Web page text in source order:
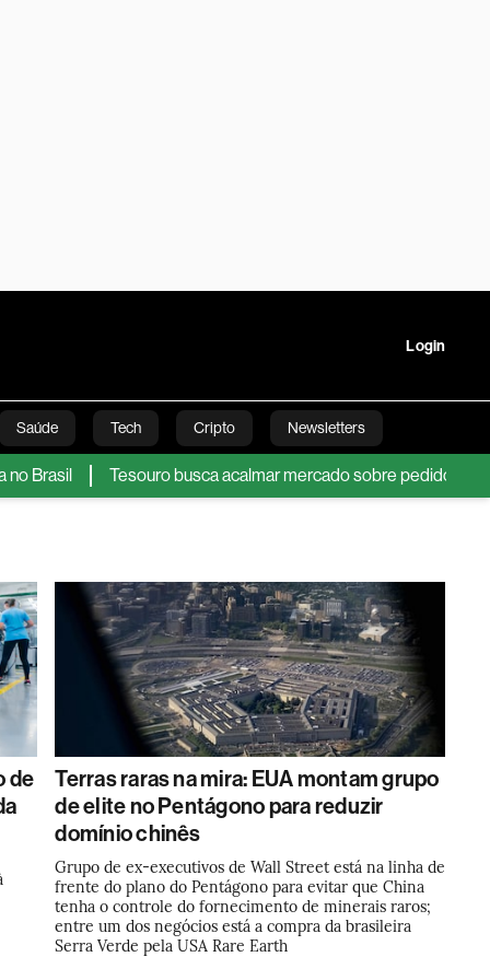
Login
Saúde Tech Cripto Newsletters
Linha Executiva Opinião Vídeos
Tesouro busca acalmar mercado sobre pedido de US$ 35 bi
de
Terras raras na mira: EUA montam grupo
de elite no Pentágono para reduzir
domínio chinês
Grupo de ex-executivos de Wall Street está na linha de
frente do plano do Pentágono para evitar que China
tenha o controle do fornecimento de minerais raros;
entre um dos negócios está a compra da brasileira
Serra Verde pela USA Rare Earth